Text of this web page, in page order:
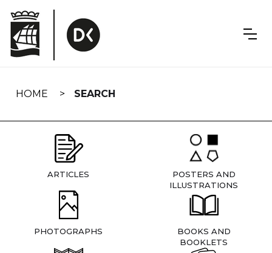
navigation
HOME SEARCH
ARTICLES
POSTERS AND
ILLUSTRATIONS
PHOTOGRAPHS
BOOKS AND
BOOKLETS